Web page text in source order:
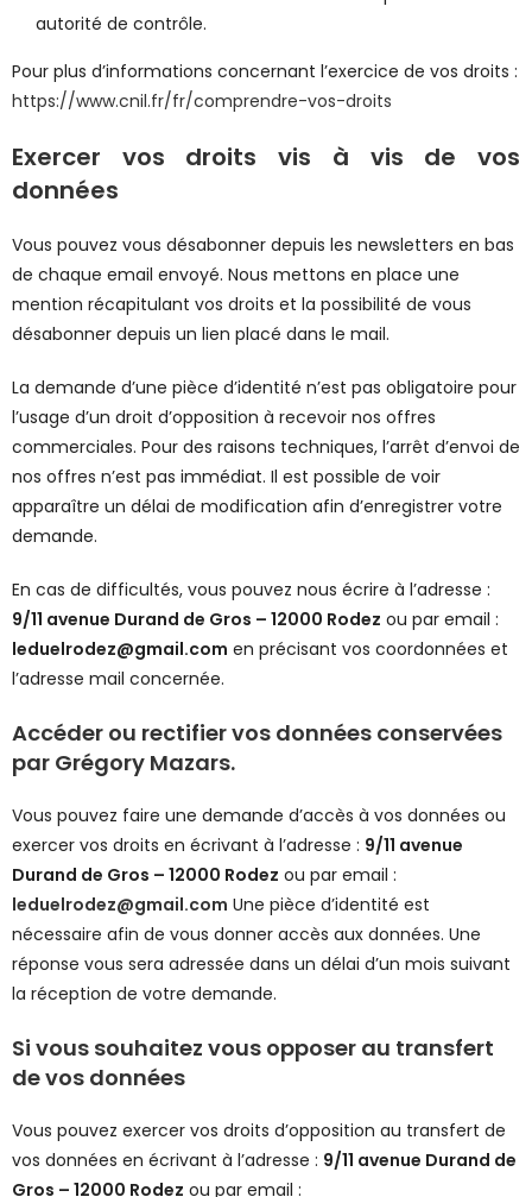
autorité de contrôle.
Pour plus d’informations concernant l’exercice de vos droits :
https://www.cnil.fr/fr/comprendre-vos-droits
Exercer vos droits vis à vis de vos
données
Vous pouvez vous désabonner depuis les newsletters en bas
de chaque email envoyé. Nous mettons en place une
mention récapitulant vos droits et la possibilité de vous
désabonner depuis un lien placé dans le mail.
La demande d’une pièce d’identité n’est pas obligatoire pour
l’usage d’un droit d’opposition à recevoir nos offres
commerciales. Pour des raisons techniques, l’arrêt d’envoi de
nos offres n’est pas immédiat. Il est possible de voir
apparaître un délai de modification afin d’enregistrer votre
demande.
En cas de difficultés, vous pouvez nous écrire à l’adresse :
9/11 avenue Durand de Gros – 12000 Rodez ou par email :
leduelrodez@gmail.com en précisant vos coordonnées et
l’adresse mail concernée.
Accéder ou rectifier vos données conservées
par Grégory Mazars.
Vous pouvez faire une demande d’accès à vos données ou
exercer vos droits en écrivant à l’adresse : 9/11 avenue
Durand de Gros – 12000 Rodez ou par email :
leduelrodez@gmail.com Une pièce d’identité est
nécessaire afin de vous donner accès aux données. Une
réponse vous sera adressée dans un délai d’un mois suivant
la réception de votre demande.
Si vous souhaitez vous opposer au transfert
de vos données
Vous pouvez exercer vos droits d’opposition au transfert de
vos données en écrivant à l’adresse : 9/11 avenue Durand de
Gros – 12000 Rodez ou par email :